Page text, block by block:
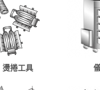
燙捲工具